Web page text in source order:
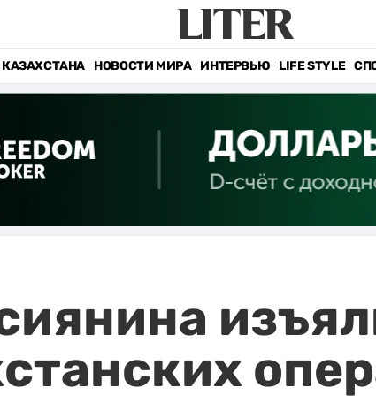
НОВОСТИ МИРА ИНТЕРВЬЮ LIFE STYLE